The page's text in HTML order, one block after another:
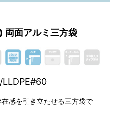
両面アルミ三方袋
LLDPE#60
感を引き立たせる三方袋で